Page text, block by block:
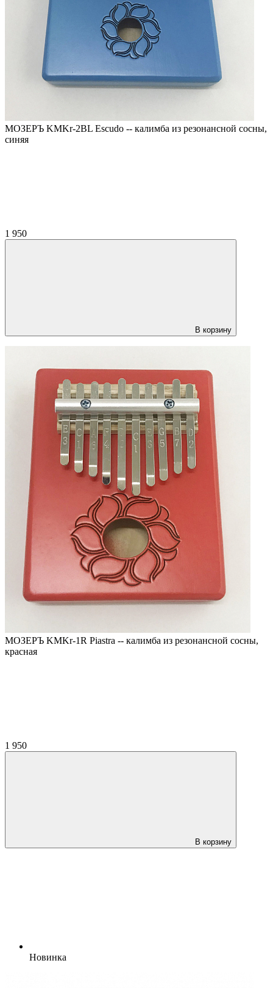
МОЗЕРЪ KMKr-2BL Escudo -- калимба из резонансной сосны,
синяя
1 950
В корзину
МОЗЕРЪ KMKr-1R Piastra -- калимба из резонансной сосны,
красная
1 950
В корзину
Новинка